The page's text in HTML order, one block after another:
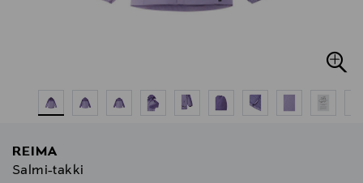
REIMA
Salmi-takki